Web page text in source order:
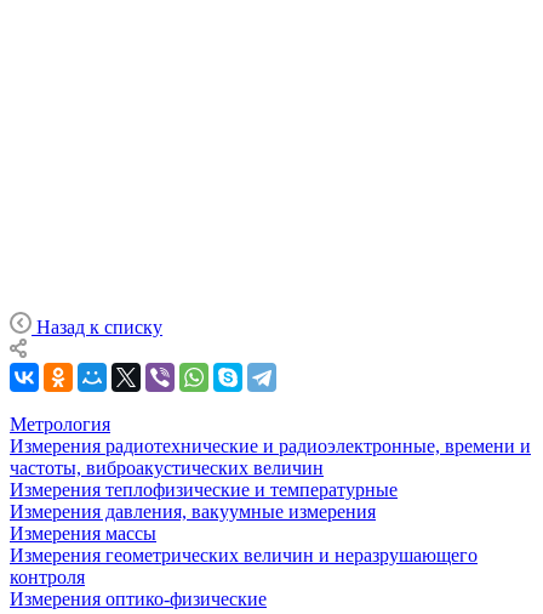
Назад к списку
Метрология
Измерения радиотехнические и радиоэлектронные, времени и
частоты, виброакустических величин
Измерения теплофизические и температурные
Измерения давления, вакуумные измерения
Измерения массы
Измерения геометрических величин и неразрушающего
контроля
Измерения оптико-физические